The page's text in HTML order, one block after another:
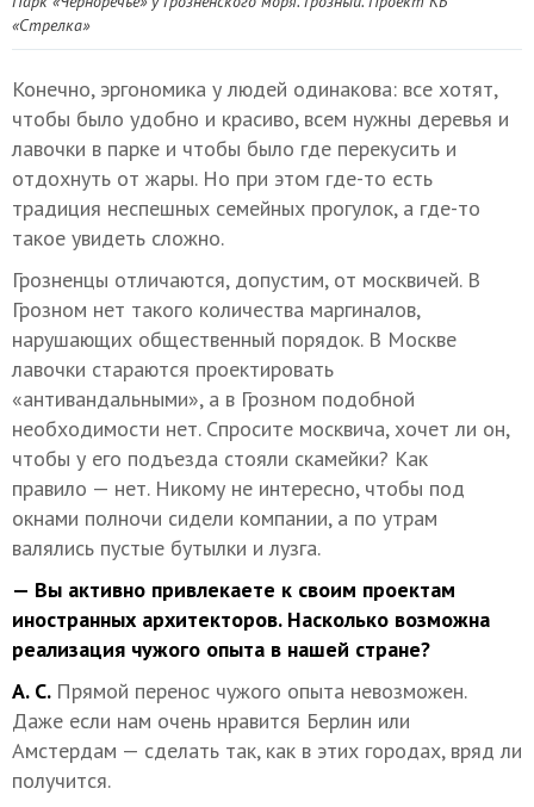
«Стрелка»
Конечно, эргономика у людей одинакова: все хотят,
чтобы было удобно и красиво, всем нужны деревья и
лавочки в парке и чтобы было где перекусить и
отдохнуть от жары. Но при этом где-то есть
традиция неспешных семейных прогулок, а где-то
такое увидеть сложно.
Грозненцы отличаются, допустим, от москвичей. В
Грозном нет такого количества маргиналов,
нарушающих общественный порядок. В Москве
лавочки стараются проектировать
«антивандальными», а в Грозном подобной
необходимости нет. Спросите москвича, хочет ли он,
чтобы у его подъезда стояли скамейки? Как
правило — нет. Никому не интересно, чтобы под
окнами полночи сидели компании, а по утрам
валялись пустые бутылки и лузга.
— Вы активно привлекаете к своим проектам
иностранных архитекторов. Насколько возможна
реализация чужого опыта в нашей стране?
А. С. Прямой перенос чужого опыта невозможен.
Даже если нам очень нравится Берлин или
Амстердам — сделать так, как в этих городах, вряд ли
получится.